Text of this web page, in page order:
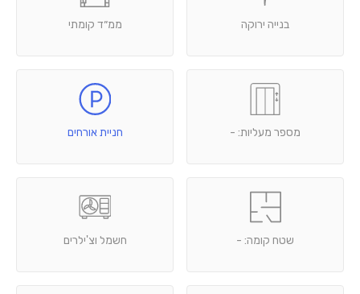
בנייה ירוקה ממ״ד קומתי
מספר מעליות: - חניית אורחים
שטח קומה: - חשמל וצ'ילרים